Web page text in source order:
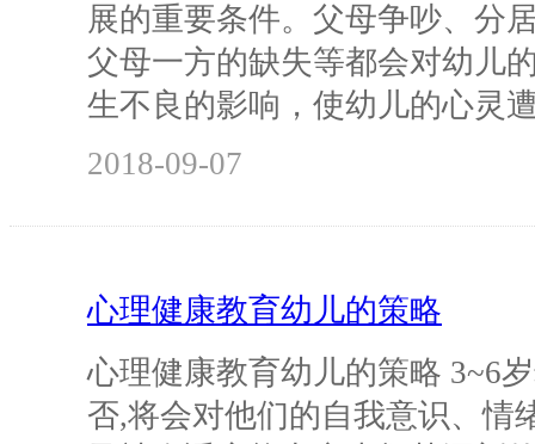
展的重要条件。父母争吵、分
父母一方的缺失等都会对幼儿
生不良的影响，使幼儿的心灵
2018-09-07
心理健康教育幼儿的策略
心理健康教育幼儿的策略 3~6
否,将会对他们的自我意识、情